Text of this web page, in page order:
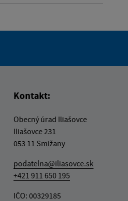
Kontakt:
Obecný úrad Iliašovce
Iliašovce 231
053 11 Smižany
podatelna@iliasovce.sk
+421 911 650 195
IČO: 00329185